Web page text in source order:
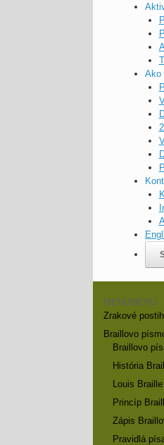
Ako
MENUMENU
Zrakové
Braillovo
Braillovo
História
Louis Braille
Princíp
Zápis
Pravidlá